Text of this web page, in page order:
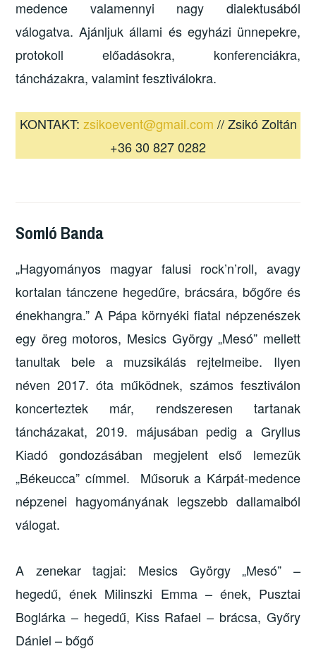
medence valamennyi nagy dialektusából
válogatva. Ajánljuk állami és egyházi ünnepekre,
protokoll előadásokra, konferenciákra,
táncházakra, valamint fesztiválokra.
KONTAKT: zsikoevent@gmail.com // Zsikó Zoltán
+36 30 827 0282
Somló Banda
„Hagyományos magyar falusi rock’n’roll, avagy
kortalan tánczene hegedűre, brácsára, bőgőre és
énekhangra.” A Pápa környéki fiatal népzenészek
egy öreg motoros, Mesics György „Mesó” mellett
tanultak bele a muzsikálás rejtelmeibe. Ilyen
néven 2017. óta működnek, számos fesztiválon
koncerteztek már, rendszeresen tartanak
táncházakat, 2019. májusában pedig a Gryllus
Kiadó gondozásában megjelent első lemezük
„Békeucca” címmel. Műsoruk a Kárpát-medence
népzenei hagyományának legszebb dallamaiból
válogat.
A zenekar tagjai: Mesics György „Mesó” –
hegedű, ének Milinszki Emma – ének, Pusztai
Boglárka – hegedű, Kiss Rafael – brácsa, Győry
Dániel – bőgő